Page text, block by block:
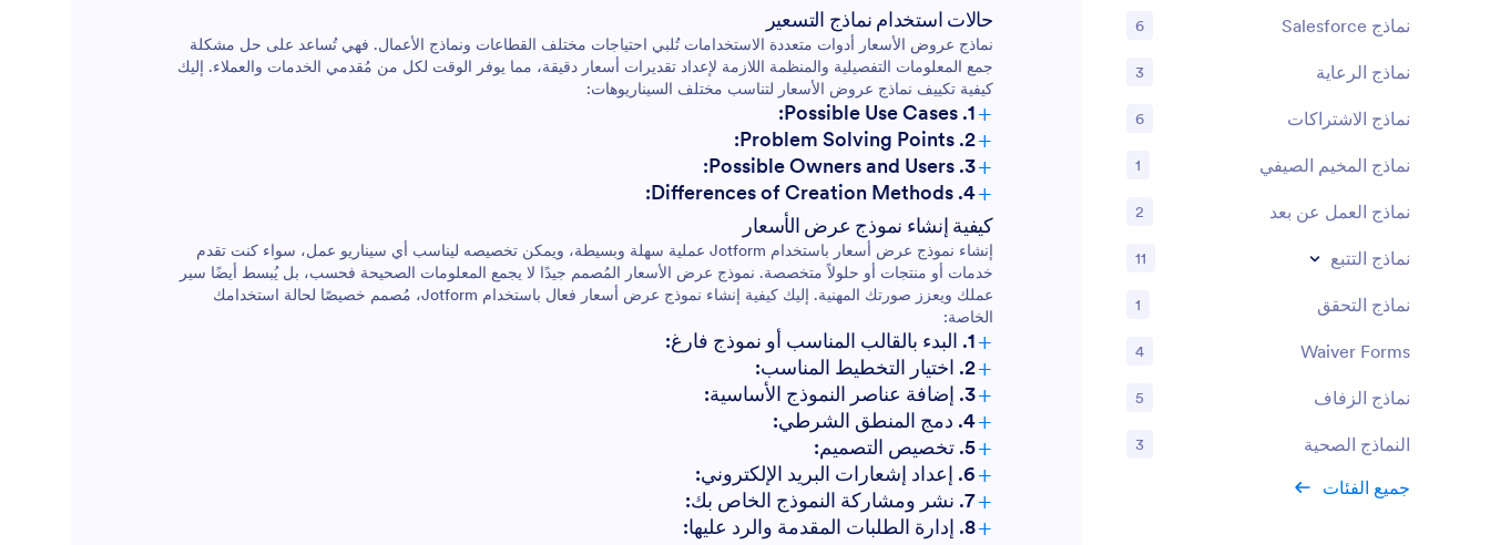
حالات استخدام نماذج التسعير
نماذج عروض الأسعار أدوات متعددة الاستخدامات تُلبي احتياجات مختلف القطاعات ونماذج الأعمال. فهي تُساعد على حل مشكلة
جمع المعلومات التفصيلية والمنظمة اللازمة لإعداد تقديرات أسعار دقيقة، مما يوفر الوقت لكل من مُقدمي الخدمات والعملاء. إليك
كيفية تكييف نماذج عروض الأسعار لتناسب مختلف السيناريوهات:
+
1. Possible Use Cases:
+
2. Problem Solving Points:
+
3. Possible Owners and Users:
+
4. Differences of Creation Methods:
كيفية إنشاء نموذج عرض الأسعار
إنشاء نموذج عرض أسعار باستخدام Jotform عملية سهلة وبسيطة، ويمكن تخصيصه ليناسب أي سيناريو عمل، سواء كنت تقدم
خدمات أو منتجات أو حلولاً متخصصة. نموذج عرض الأسعار المُصمم جيدًا لا يجمع المعلومات الصحيحة فحسب، بل يُبسط أيضًا سير
عملك ويعزز صورتك المهنية. إليك كيفية إنشاء نموذج عرض أسعار فعال باستخدام Jotform، مُصمم خصيصًا لحالة استخدامك
الخاصة:
+1. البدء بالقالب المناسب أو نموذج فارغ:
+2. اختيار التخطيط المناسب:
+3. إضافة عناصر النموذج الأساسية:
+4. دمج المنطق الشرطي:
+5. تخصيص التصميم:
+6. إعداد إشعارات البريد الإلكتروني:
+7. نشر ومشاركة النموذج الخاص بك:
+8. إدارة الطلبات المقدمة والرد عليها:
نماذج Salesforce 6
نماذج الرعاية 3
نماذج الاشتراكات 6
نماذج المخيم الصيفي 1
نماذج العمل عن بعد 2
نماذج التتبع 11
نماذج التحقق 1
Waiver Forms
4
نماذج الزفاف 5
النماذج الصحية 3
جميع الفئات